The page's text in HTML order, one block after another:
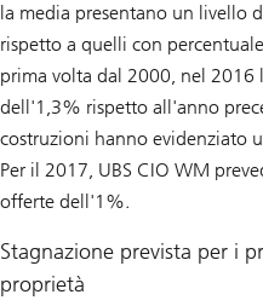
la media presentano un livello
rispetto a quelli con
prima volta dal 2000, nel
dell'1,3% rispetto all'anno
costruzioni hanno evidenziato
Per il 2017, UBS CIO WM
offerte dell'1%.
Stagnazione prevista per i
proprietà